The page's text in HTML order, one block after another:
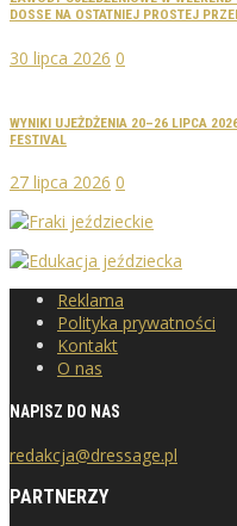
DOSSE NA OSTATNIEJ PROSTEJ
30 lipca 2026 0
WYNIKI UJEŻDŻENIA 20–26 LIPCA
FESTIVAL
27 lipca 2026 0
Reklama
Polityka prywatności
Kontakt
O nas
NAPISZ DO NAS
redakcja@dressage.pl
PARTNERZY